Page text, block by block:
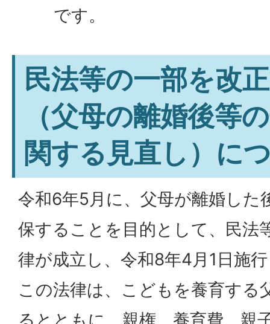
です。
民法等の一部を改
（父母の離婚後等
関する見直し）に
令和6年5月に、父母が離婚した
保することを目的として、民法
律が成立し、令和8年4月1日施
この法律は、こどもを養育する
るとともに、親権、養育費、親